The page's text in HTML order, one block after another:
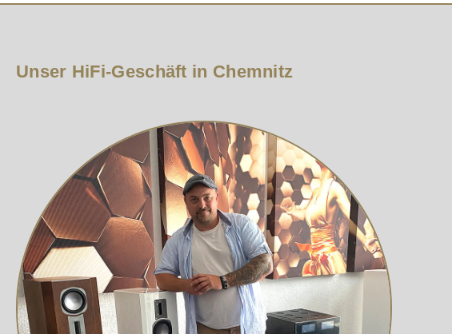
Flachkopf Innensechskantschrauben Edelstahl für Geräte/
Unser HiFi-Geschäft in Chemnitz